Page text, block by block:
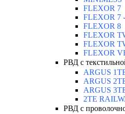
FLEXOR 7
FLEXOR 7
FLEXOR 8
FLEXOR
FLEXOR
FLEXOR
РВД с
ARGUS
ARGUS
ARGUS
2TE
РВД с